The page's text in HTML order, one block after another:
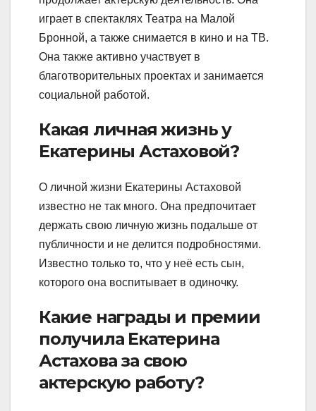
играет в спектаклях Театра на Малой
Бронной, а также снимается в кино и на ТВ.
Она также активно участвует в
благотворительных проектах и занимается
социальной работой.
Какая личная жизнь у
Екатерины Астаховой?
О личной жизни Екатерины Астаховой
известно не так много. Она предпочитает
держать свою личную жизнь подальше от
публичности и не делится подробностями.
Известно только то, что у неё есть сын,
которого она воспитывает в одиночку.
Какие награды и премии
получила Екатерина
Астахова за свою
актерскую работу?